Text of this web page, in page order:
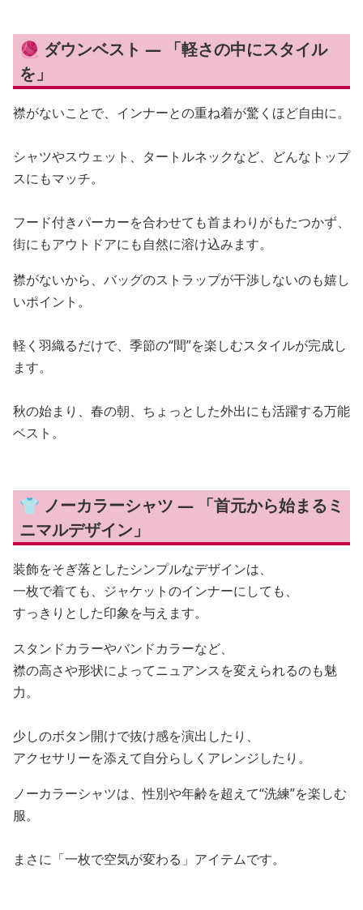
🧶 ダウンベスト — 「軽さの中にスタイル
を」
襟がないことで、インナーとの重ね着が驚くほど自由に。
シャツやスウェット、タートルネックなど、どんなトップ
スにもマッチ。
フード付きパーカーを合わせても首まわりがもたつかず、
街にもアウトドアにも自然に溶け込みます。
襟がないから、バッグのストラップが干渉しないのも嬉し
いポイント。
軽く羽織るだけで、季節の“間”を楽しむスタイルが完成し
ます。
秋の始まり、春の朝、ちょっとした外出にも活躍する万能
ベスト。
👕 ノーカラーシャツ — 「首元から始まるミ
ニマルデザイン」
装飾をそぎ落としたシンプルなデザインは、
一枚で着ても、ジャケットのインナーにしても、
すっきりとした印象を与えます。
スタンドカラーやバンドカラーなど、
襟の高さや形状によってニュアンスを変えられるのも魅
力。
少しのボタン開けで抜け感を演出したり、
アクセサリーを添えて自分らしくアレンジしたり。
ノーカラーシャツは、性別や年齢を超えて“洗練”を楽しむ
服。
まさに「一枚で空気が変わる」アイテムです。